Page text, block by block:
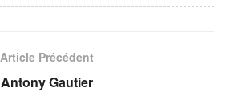
Article Précédent
Antony Gautier